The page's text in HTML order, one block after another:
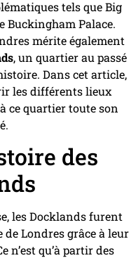
tels que Big
Buckingham Palace.
mérite également
, un quartier au passé
Dans cet article,
les différents lieux
ce quartier toute son
des
les Docklands furent
Londres grâce à leur
n’est qu’à partir des